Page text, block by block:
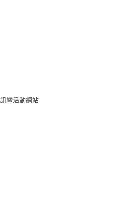
暨活動網站